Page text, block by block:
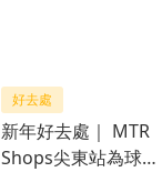
好去處
新年好去處｜ MTR
Shops尖東站為球迷